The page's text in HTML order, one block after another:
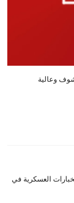
وعالية
العسكرية في